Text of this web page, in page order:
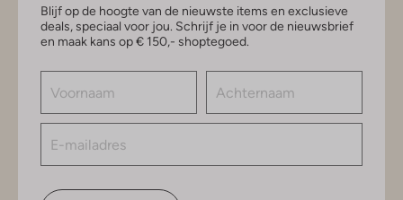
Blijf op de hoogte van de nieuwste items en exclusieve
deals, speciaal voor jou. Schrijf je in voor de nieuwsbrief
en maak kans op € 150,- shoptegoed.